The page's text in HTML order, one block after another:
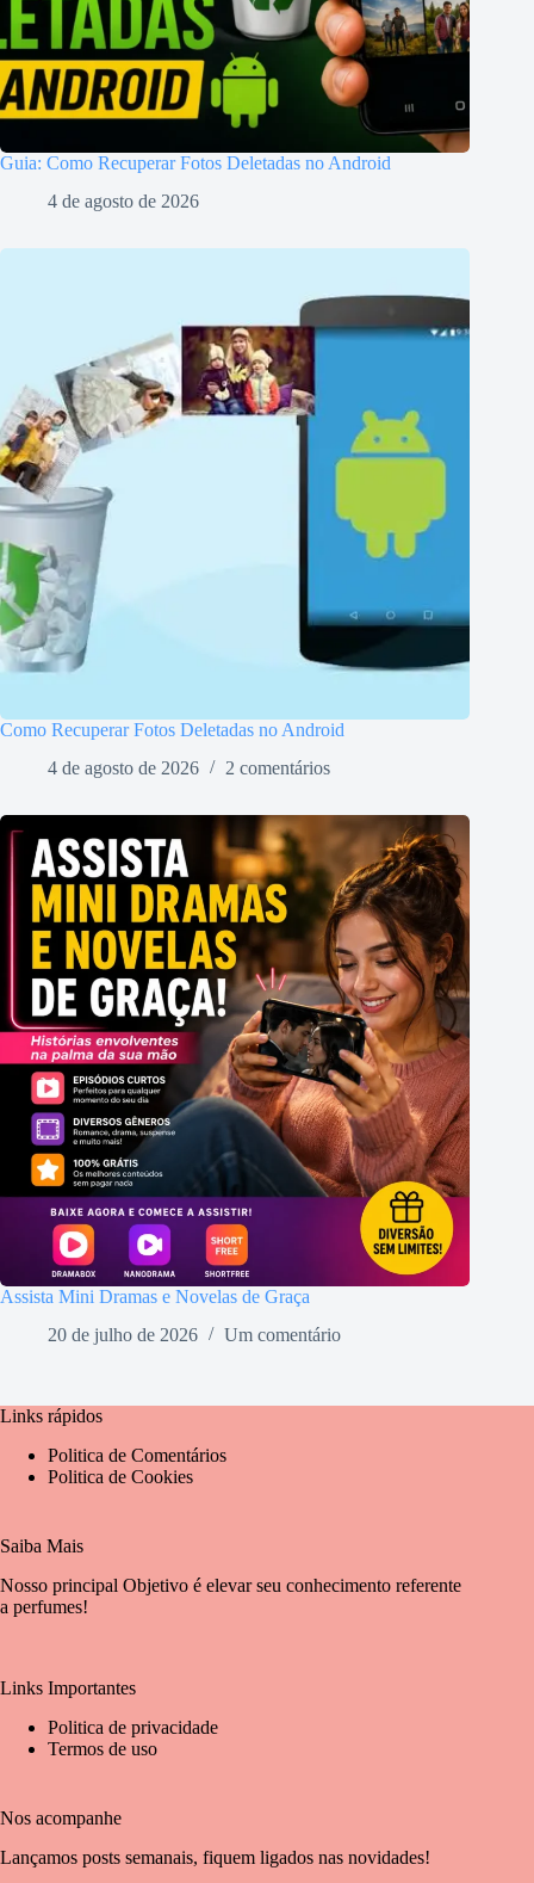
Guia: Como Recuperar Fotos Deletadas no Android
4 de agosto de 2026
Como Recuperar Fotos Deletadas no Android
4 de agosto de 2026
2 comentários
Assista Mini Dramas e Novelas de Graça
20 de julho de 2026
Um comentário
Links rápidos
Politica de Comentários
Politica de Cookies
Saiba Mais
Nosso principal Objetivo é elevar seu conhecimento referente
a perfumes!
Links Importantes
Politica de privacidade
Termos de uso
Nos acompanhe
Lançamos posts semanais, fiquem ligados nas novidades!